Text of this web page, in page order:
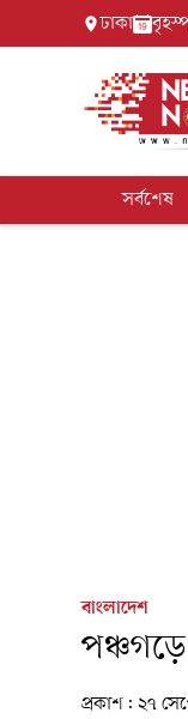
ঢাকা
সর্বশেষ
বাংলাদেশ
প্রকাশ: ২৭